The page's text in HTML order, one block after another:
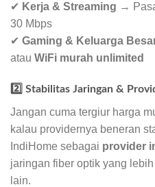
✔ Kerja & Streaming →
30 Mbps
✔ Gaming & Keluarga
atau WiFi murah unlimited
2️⃣ Stabilitas Jaringan &
Jangan cuma tergiur harga
kalau providernya beneran
IndiHome sebagai provider
jaringan fiber optik yang
lain.